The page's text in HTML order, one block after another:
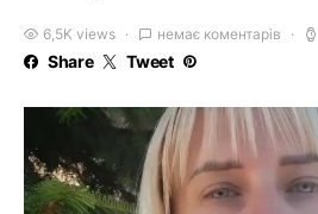
6,5K views немає коментарів
Share Tweet